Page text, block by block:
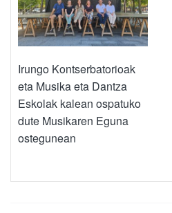
Irungo Kontserbatorioak
eta Musika eta Dantza
Eskolak kalean ospatuko
dute Musikaren Eguna
ostegunean